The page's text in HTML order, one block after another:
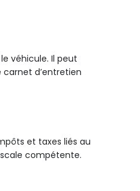
véhicule. Il peut
d’entretien
et taxes liés au
compétente.